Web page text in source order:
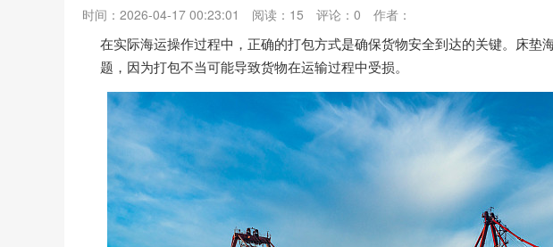
时间：2026-04-17 00:23:01 阅读： 15 评论： 0 作者：
在实际海运操作过程中，正确的打包方式是确保货物安全到达的关键。床垫
题，因为打包不当可能导致货物在运输过程中受损。